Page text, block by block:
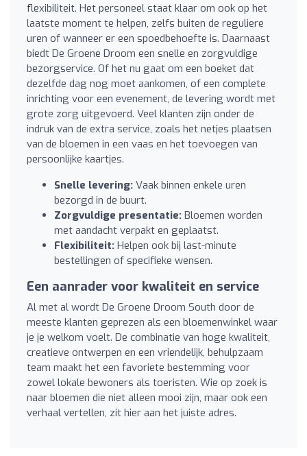
flexibiliteit. Het personeel staat klaar om ook op het
laatste moment te helpen, zelfs buiten de reguliere
uren of wanneer er een spoedbehoefte is. Daarnaast
biedt De Groene Droom een snelle en zorgvuldige
bezorgservice. Of het nu gaat om een boeket dat
dezelfde dag nog moet aankomen, of een complete
inrichting voor een evenement, de levering wordt met
grote zorg uitgevoerd. Veel klanten zijn onder de
indruk van de extra service, zoals het netjes plaatsen
van de bloemen in een vaas en het toevoegen van
persoonlijke kaartjes.
Snelle levering: Vaak binnen enkele uren
bezorgd in de buurt.
Zorgvuldige presentatie: Bloemen worden
met aandacht verpakt en geplaatst.
Flexibiliteit: Helpen ook bij last-minute
bestellingen of specifieke wensen.
Een aanrader voor kwaliteit en service
Al met al wordt De Groene Droom South door de
meeste klanten geprezen als een bloemenwinkel waar
je je welkom voelt. De combinatie van hoge kwaliteit,
creatieve ontwerpen en een vriendelijk, behulpzaam
team maakt het een favoriete bestemming voor
zowel lokale bewoners als toeristen. Wie op zoek is
naar bloemen die niet alleen mooi zijn, maar ook een
verhaal vertellen, zit hier aan het juiste adres.